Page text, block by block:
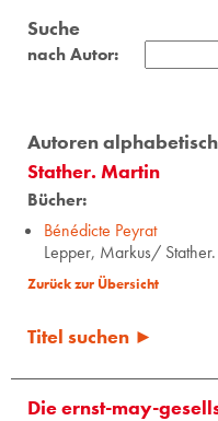
Suche
nach Autor:
Autoren alphabetisch
Stather. Martin
Bücher:
Bénédicte Peyrat
Lepper, Markus/
Zurück zur Übersicht
Titel suchen ►
Die ernst-may-